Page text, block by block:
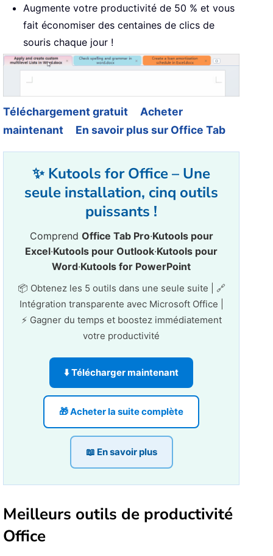
Augmente votre productivité de 50 % et vous
fait économiser des centaines de clics de
souris chaque jour !
Téléchargement gratuit
Acheter
maintenant
En savoir plus sur Office Tab
✨ Kutools for Office – Une
seule installation, cinq outils
puissants !
Comprend Office Tab Pro·Kutools pour
Excel·Kutools pour Outlook·Kutools pour
Word·Kutools for PowerPoint
📦 Obtenez les 5 outils dans une seule suite | 🔗
Intégration transparente avec Microsoft Office |
⚡ Gagner du temps et boostez immédiatement
votre productivité
⬇️ Télécharger maintenant
🎁 Acheter la suite complète
📖 En savoir plus
Meilleurs outils de productivité
Office